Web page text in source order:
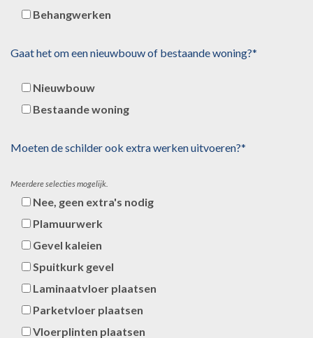
Behangwerken
Gaat het om een nieuwbouw of bestaande woning?*
Nieuwbouw
Bestaande woning
Moeten de schilder ook extra werken uitvoeren?*
Meerdere selecties mogelijk.
Nee, geen extra's nodig
Plamuurwerk
Gevel kaleien
Spuitkurk gevel
Laminaatvloer plaatsen
Parketvloer plaatsen
Vloerplinten plaatsen